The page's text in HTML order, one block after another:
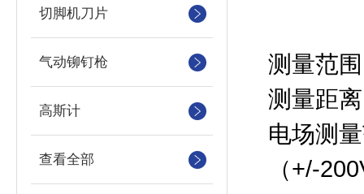
切脚机刀片
气动铆钉枪
高斯计
查看全部
测量范
测量距
电场测
（+/-